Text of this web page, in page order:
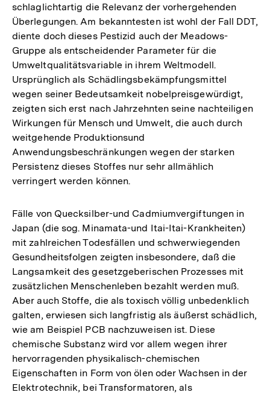
schlaglichtartig die Relevanz der vorhergehenden
Überlegungen. Am bekanntesten ist wohl der Fall DDT,
diente doch dieses Pestizid auch der Meadows-
Gruppe als entscheidender Parameter für die
Umweltqualitätsvariable in ihrem Weltmodell.
Ursprünglich als Schädlingsbekämpfungsmittel
wegen seiner Bedeutsamkeit nobelpreisgewürdigt,
zeigten sich erst nach Jahrzehnten seine nachteiligen
Wirkungen für Mensch und Umwelt, die auch durch
weitgehende Produktionsund
Anwendungsbeschränkungen wegen der starken
Persistenz dieses Stoffes nur sehr allmählich
verringert werden können.
Fälle von Quecksilber-und Cadmiumvergiftungen in
Japan (die sog. Minamata-und Itai-Itai-Krankheiten)
mit zahlreichen Todesfällen und schwerwiegenden
Gesundheitsfolgen zeigten insbesondere, daß die
Langsamkeit des gesetzgeberischen Prozesses mit
zusätzlichen Menschenleben bezahlt werden muß.
Aber auch Stoffe, die als toxisch völlig unbedenklich
galten, erwiesen sich langfristig als äußerst schädlich,
wie am Beispiel PCB nachzuweisen ist. Diese
chemische Substanz wird vor allem wegen ihrer
hervorragenden physikalisch-chemischen
Eigenschaften in Form von ölen oder Wachsen in der
Elektrotechnik, bei Transformatoren, als